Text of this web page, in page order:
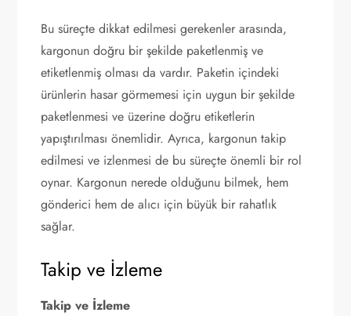
Bu süreçte dikkat edilmesi gerekenler arasında,
kargonun doğru bir şekilde paketlenmiş ve
etiketlenmiş olması da vardır. Paketin içindeki
ürünlerin hasar görmemesi için uygun bir şekilde
paketlenmesi ve üzerine doğru etiketlerin
yapıştırılması önemlidir. Ayrıca, kargonun takip
edilmesi ve izlenmesi de bu süreçte önemli bir rol
oynar. Kargonun nerede olduğunu bilmek, hem
gönderici hem de alıcı için büyük bir rahatlık
sağlar.
Takip ve İzleme
Takip ve İzleme